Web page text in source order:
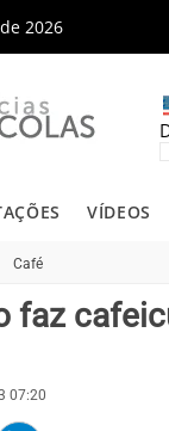
2026
VÍDEOS
Café
faz
07:20